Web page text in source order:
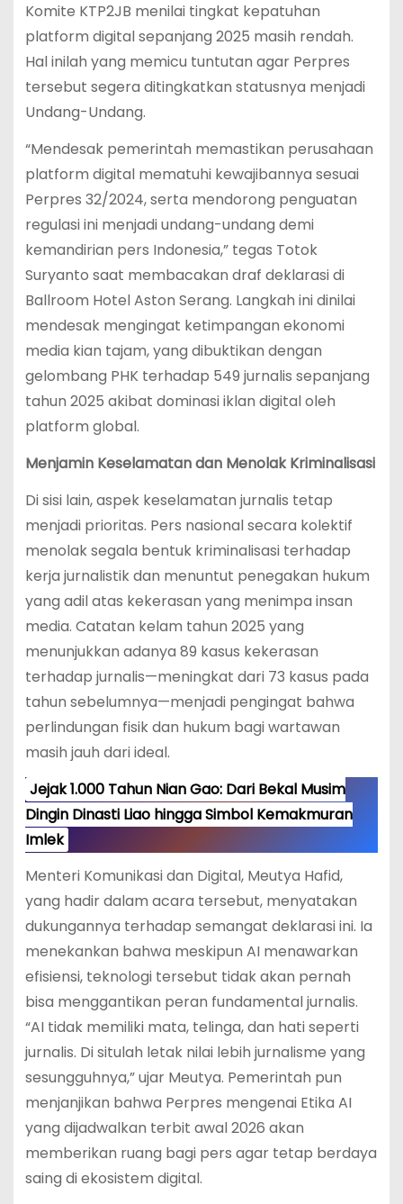
Komite KTP2JB menilai tingkat kepatuhan
platform digital sepanjang 2025 masih rendah.
Hal inilah yang memicu tuntutan agar Perpres
tersebut segera ditingkatkan statusnya menjadi
Undang-Undang.
“Mendesak pemerintah memastikan perusahaan
platform digital mematuhi kewajibannya sesuai
Perpres 32/2024, serta mendorong penguatan
regulasi ini menjadi undang-undang demi
kemandirian pers Indonesia,” tegas Totok
Suryanto saat membacakan draf deklarasi di
Ballroom Hotel Aston Serang. Langkah ini dinilai
mendesak mengingat ketimpangan ekonomi
media kian tajam, yang dibuktikan dengan
gelombang PHK terhadap 549 jurnalis sepanjang
tahun 2025 akibat dominasi iklan digital oleh
platform global.
Menjamin Keselamatan dan Menolak Kriminalisasi
Di sisi lain, aspek keselamatan jurnalis tetap
menjadi prioritas. Pers nasional secara kolektif
menolak segala bentuk kriminalisasi terhadap
kerja jurnalistik dan menuntut penegakan hukum
yang adil atas kekerasan yang menimpa insan
media. Catatan kelam tahun 2025 yang
menunjukkan adanya 89 kasus kekerasan
terhadap jurnalis—meningkat dari 73 kasus pada
tahun sebelumnya—menjadi pengingat bahwa
perlindungan fisik dan hukum bagi wartawan
masih jauh dari ideal.
Jejak 1.000 Tahun Nian Gao: Dari Bekal Musim
Dingin Dinasti Liao hingga Simbol Kemakmuran
Imlek
Menteri Komunikasi dan Digital, Meutya Hafid,
yang hadir dalam acara tersebut, menyatakan
dukungannya terhadap semangat deklarasi ini. Ia
menekankan bahwa meskipun AI menawarkan
efisiensi, teknologi tersebut tidak akan pernah
bisa menggantikan peran fundamental jurnalis.
“AI tidak memiliki mata, telinga, dan hati seperti
jurnalis. Di situlah letak nilai lebih jurnalisme yang
sesungguhnya,” ujar Meutya. Pemerintah pun
menjanjikan bahwa Perpres mengenai Etika AI
yang dijadwalkan terbit awal 2026 akan
memberikan ruang bagi pers agar tetap berdaya
saing di ekosistem digital.